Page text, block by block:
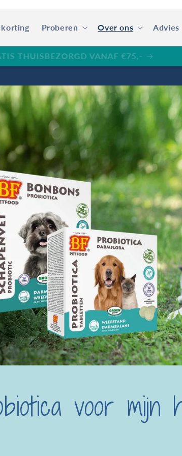
korting Proberen Over ons Advies
VERPAKKING! Zie Spaarkaart actie
voor mijn